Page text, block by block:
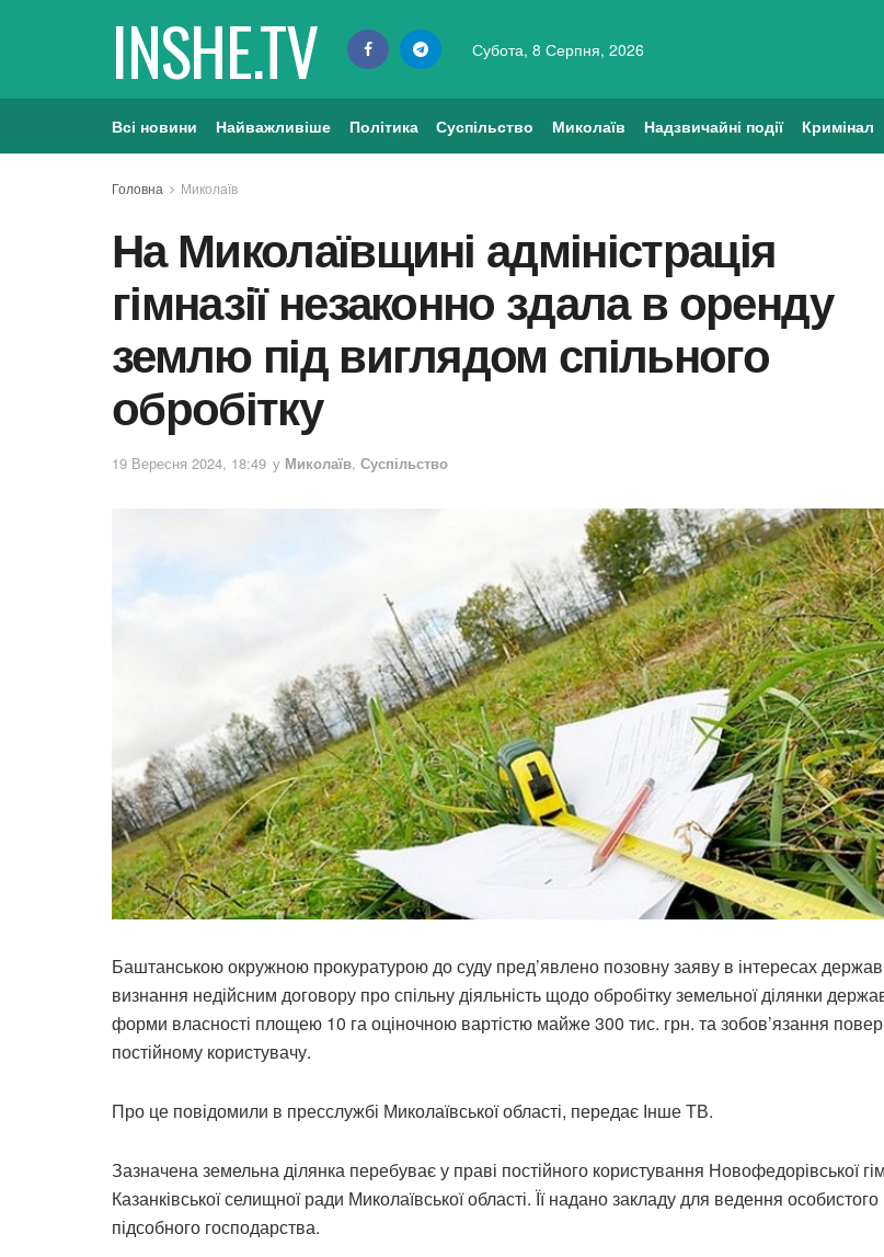
INSHE.TV Субота, 8 Серпня, 2026
Всі новини Найважливіше Політика Суспільство Миколаїв Надзвичайні події Кримінал
Головна Миколаїв
На Миколаївщині адміністрація
гімназії незаконно здала в оренду
землю під виглядом спільного
обробітку
19 Вересня 2024, 18:49 у Миколаїв, Суспільство
Баштанською окружною прокуратурою до суду пред’явлено позовну заяву в інтересах
визнання недійсним договору про спільну діяльність щодо обробітку земельної ділянки
форми власності площею 10 га оціночною вартістю майже 300 тис. грн. та зобов’язання
постійному користувачу.
Про це повідомили в пресслужбі Миколаївської області, передає Інше ТВ.
Зазначена земельна ділянка перебуває у праві постійного користування Новофедорівської
Казанківської селищної ради Миколаївської області. Її надано закладу для ведення особистого
підсобного господарства.